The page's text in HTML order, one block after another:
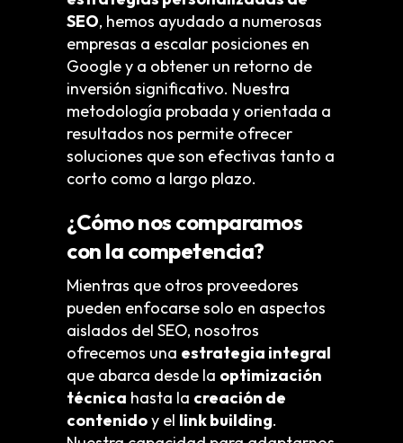
SEO, hemos ayudado a numerosas
empresas a escalar posiciones en
Google y a obtener un retorno de
inversión significativo. Nuestra
metodología probada y orientada a
resultados nos permite ofrecer
soluciones que son efectivas tanto a
corto como a largo plazo.
¿Cómo nos comparamos
con la competencia?
Mientras que otros proveedores
pueden enfocarse solo en aspectos
aislados del SEO, nosotros
ofrecemos una estrategia integral
que abarca desde la optimización
técnica hasta la creación de
contenidoy el link building.